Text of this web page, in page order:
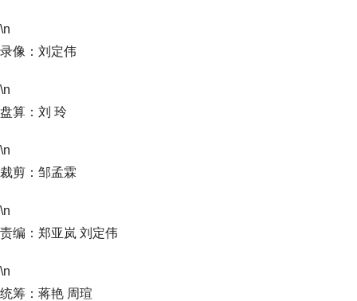
\n
录像：刘定伟
\n
盘算：刘 玲
\n
裁剪：邹孟霖
\n
责编：郑亚岚 刘定伟
\n
统筹：蒋艳 周瑄